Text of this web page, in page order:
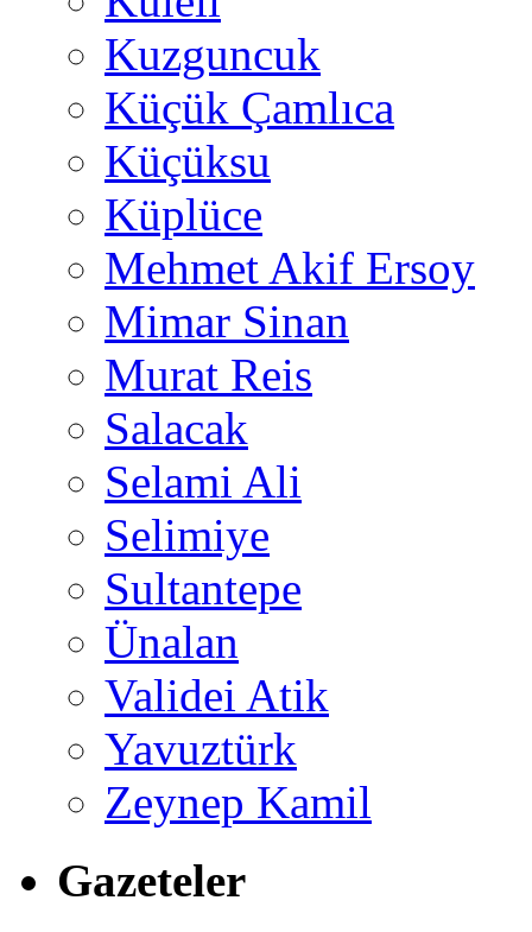
Kuzguncuk
Küçük Çamlıca
Küçüksu
Küplüce
Mehmet Akif Ersoy
Mimar Sinan
Murat Reis
Salacak
Selami Ali
Selimiye
Sultantepe
Ünalan
Validei Atik
Yavuztürk
Zeynep Kamil
Gazeteler